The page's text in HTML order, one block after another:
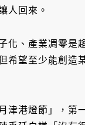
人回來。
化、產業凋零
希望至少能創造
津港燈節」，第